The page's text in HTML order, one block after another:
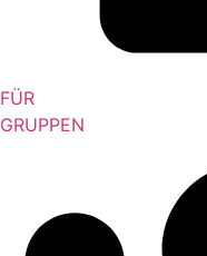
FÜR
GRUPPEN